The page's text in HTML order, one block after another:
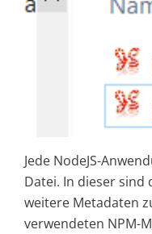
Jede NodeJS-
Datei. In dieser sind
weitere Metadaten
verwendeten NPM-